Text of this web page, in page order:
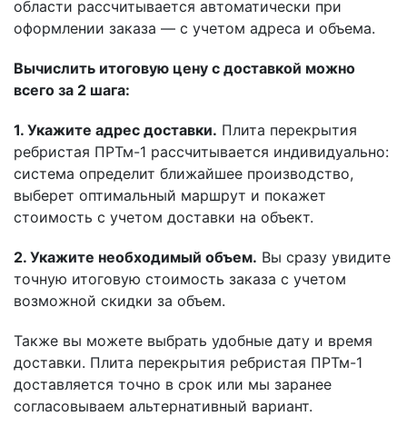
области рассчитывается автоматически при
оформлении заказа — с учетом адреса и объема.
Вычислить итоговую цену с доставкой можно
всего за 2 шага:
1. Укажите адрес доставки. Плита перекрытия
ребристая ПРТм-1 рассчитывается индивидуально:
система определит ближайшее производство,
выберет оптимальный маршрут и покажет
стоимость с учетом доставки на объект.
2. Укажите необходимый объем. Вы сразу увидите
точную итоговую стоимость заказа с учетом
возможной скидки за объем.
Также вы можете выбрать удобные дату и время
доставки. Плита перекрытия ребристая ПРТм-1
доставляется точно в срок или мы заранее
согласовываем альтернативный вариант.